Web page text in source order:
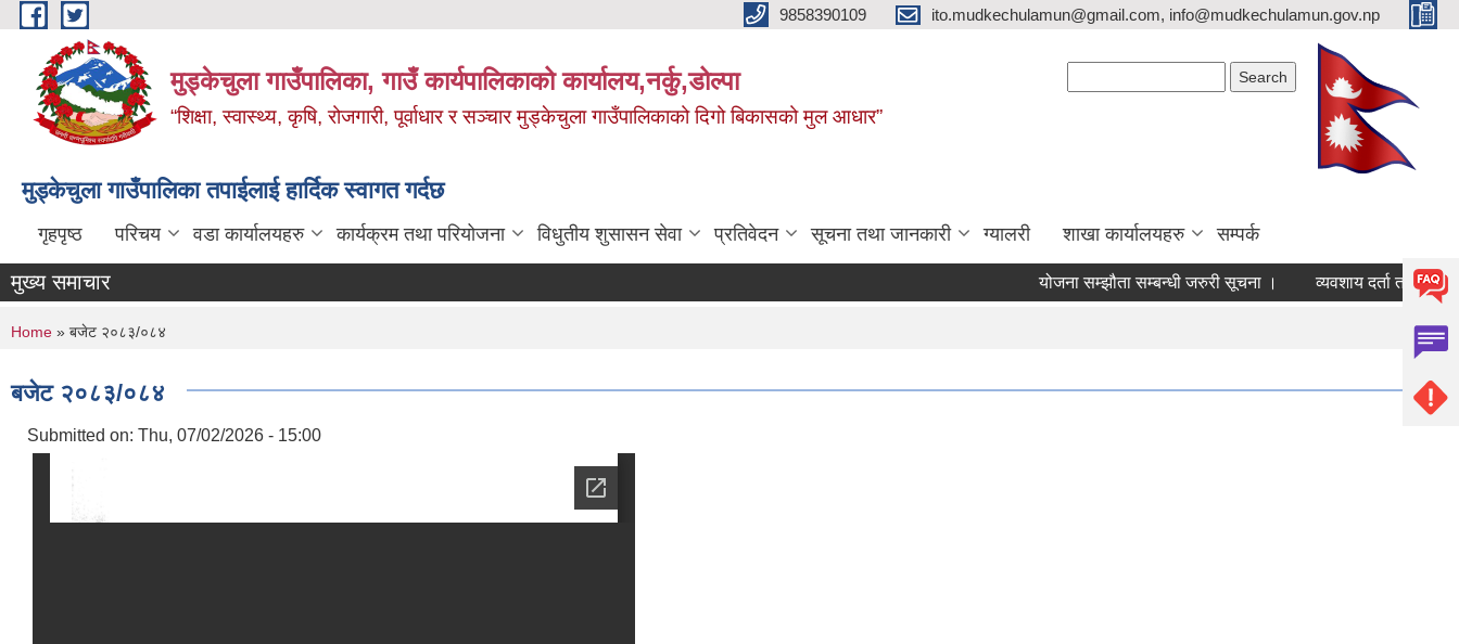
Skip to main content 9858390109 ito.mudkechulamun@gmail.com, info@mudkechulamun.gov.np
मुड्केचुला गाउँपालिका, गाउँ कार्यपालिकाको कार्यालय,नर्कु,डोल्पा
“शिक्षा, स्वास्थ्य, कृषि, रोजगारी, पूर्वाधार र सञ्चार मुड्केचुला गाउँपालिकाको दिगो बिकासको मुल आधार”
मुड्केचुला गाउँपालिका तपाईलाई हार्दिक स्वागत गर्दछ
गृहपृष्ठ परिचय वडा कार्यालयहरु कार्यक्रम तथा परियोजना विधुतीय शुसासन सेवा प्रतिवेदन सूचना तथा जानकारी ग्यालरी शाखा कार्यालयहरु सम्पर्क
मुख्य समाचार योजना सम्झौता सम्बन्धी जरुरी सूचना । व्यवशाय दर्ता तथा नवीकरण सम्बन्धि सूचना
You are here
Home » बजेट २०८३/०८४
बजेट २०८३/०८४
Submitted on: Thu, 07/02/2026 - 15:00